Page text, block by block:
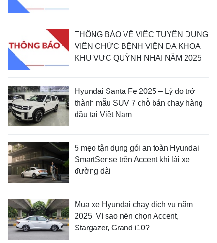
THÔNG BÁO VỀ VIỆC TUYỂN DỤNG
VIÊN CHỨC BỆNH VIỆN ĐA KHOA
KHU VỰC QUỲNH NHAI NĂM 2025
Hyundai Santa Fe 2025 – Lý do trở
thành mẫu SUV 7 chỗ bán chạy hàng
đầu tại Việt Nam
5 mẹo tận dụng gói an toàn Hyundai
SmartSense trên Accent khi lái xe
đường dài
Mua xe Hyundai chạy dịch vụ năm
2025: Vì sao nên chọn Accent,
Stargazer, Grand i10?